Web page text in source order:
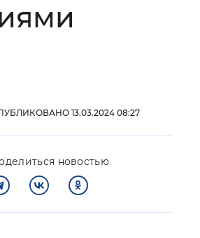
Закрыть
13.03.2024 08:27
новостью